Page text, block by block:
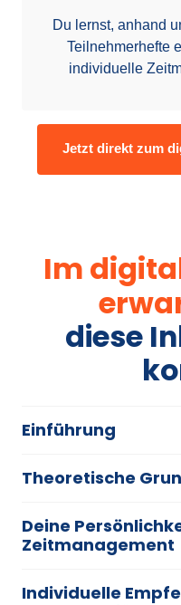
Du lernst, anhand
Teilnehmerhefte
individuelle
Jetzt direkt zum
Im
diese
Einführung
Erwartungsabfrage
Theoretische
Das Zwiebelmodell
Deine
Zeitmanagement
Individuelle